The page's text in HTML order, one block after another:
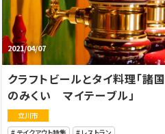
2021/04/07
クラフトビールとタイ料理「諸国
のみくい マイテーブル」
立川市